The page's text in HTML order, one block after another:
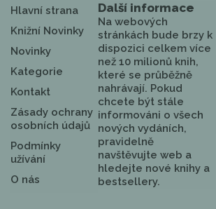
Hlavní strana
Knižní Novinky
Novinky
Kategorie
Kontakt
Zásady ochrany
osobních údajů
Podmínky
užívání
O nás
Další informace
Na webových
stránkách bude brzy k
dispozici celkem více
než 10 milionů knih,
které se průběžně
nahrávají. Pokud
chcete být stále
informováni o všech
nových vydáních,
pravidelně
navštěvujte web a
hledejte nové knihy a
bestsellery.